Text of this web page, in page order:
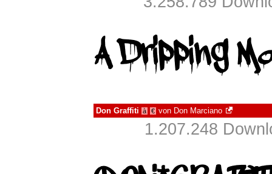
Don Graffiti à € von Don Marciano
1.207.248